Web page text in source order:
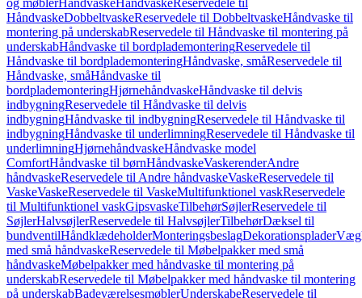
og møblerHåndvaskeHåndvaskeReservedele til
HåndvaskeDobbeltvaskeReservedele til DobbeltvaskeHåndvaske til
montering på underskabReservedele til Håndvaske til montering på
underskabHåndvaske til bordplademonteringReservedele til
Håndvaske til bordplademonteringHåndvaske, småReservedele til
Håndvaske, småHåndvaske til
bordplademonteringHjørnehåndvaskeHåndvaske til delvis
indbygningReservedele til Håndvaske til delvis
indbygningHåndvaske til indbygningReservedele til Håndvaske til
indbygningHåndvaske til underlimningReservedele til Håndvaske til
underlimningHjørnehåndvaskeHåndvaske model
ComfortHåndvaske til børnHåndvaskeVaskerenderAndre
håndvaskeReservedele til Andre håndvaskeVaskeReservedele til
VaskeVaskeReservedele til VaskeMultifunktionel vaskReservedele
til Multifunktionel vaskGipsvaskeTilbehørSøjlerReservedele til
SøjlerHalvsøjlerReservedele til HalvsøjlerTilbehørDæksel til
bundventilHåndklædeholderMonteringsbeslagDekorationsplader
med små håndvaskeReservedele til Møbelpakker med små
håndvaskeMøbelpakker med håndvaske til montering på
underskabReservedele til Møbelpakker med håndvaske til montering
på underskabBadeværelsesmøblerUnderskabeReservedele til